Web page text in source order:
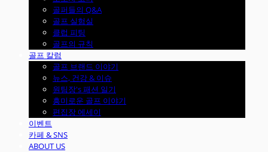
골퍼들의 Q&A
골프 실험실
클럽 피팅
골프의 규칙
골프 칼럼
골프 브랜드 이야기
뉴스, 건강 & 이슈
원팀장's 패션 일기
흥미로운 골프 이야기
편집장 에세이
이벤트
카페 & SNS
ABOUT US